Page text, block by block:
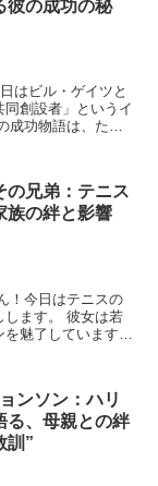
彼の成功の秘
はビル・ゲイツと
創設者」というイ
成功物語は、ただ
の兄弟：テニス
族の絆と影響
！今日はテニスの
します。 彼女は若
魅了しています。
ンソン：ハリ
る、母親との絆
訓”